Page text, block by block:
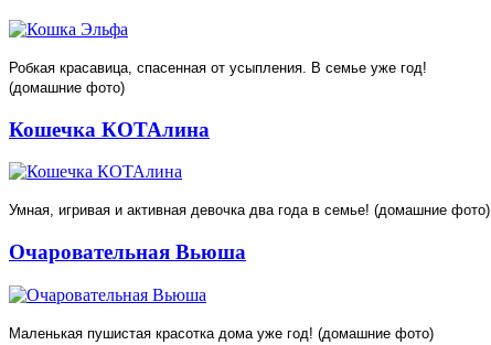
Робкая красавица, спасенная от усыпления. В семье уже год!
(домашние фото)
Кошечка КОТАлина
Умная, игривая и активная девочка два года в семье! (домашние фото)
Очаровательная Вьюша
Маленькая пушистая красотка дома уже год! (домашние фото)